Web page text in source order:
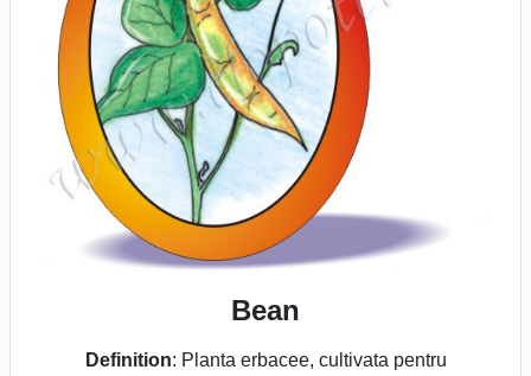
Bean
Definition: Planta erbacee, cultivata pentru